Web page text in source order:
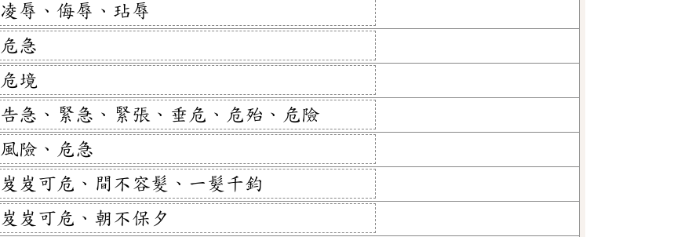
凌辱、侮辱、玷辱
危急
危境
告急、緊急、緊張、垂危、危殆、危險
風險、危急
岌岌可危、間不容髮、一髮千鈞
岌岌可危、朝不保夕